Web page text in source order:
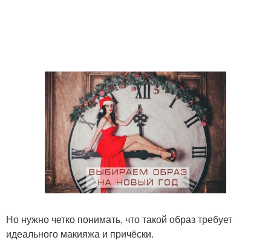
Но нужно четко понимать, что такой образ требует
идеального макияжа и причёски.